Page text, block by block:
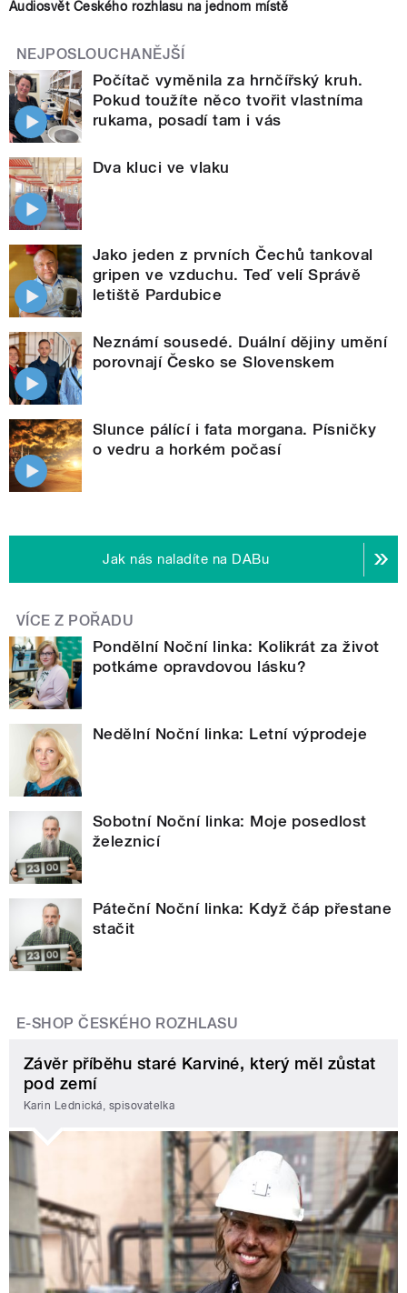
Audiosvět Českého rozhlasu na jednom místě
NEJPOSLOUCHANĚJŠÍ
Počítač vyměnila za hrnčířský kruh.
Pokud toužíte něco tvořit vlastníma
rukama, posadí tam i vás
Dva kluci ve vlaku
Jako jeden z prvních Čechů tankoval
gripen ve vzduchu. Teď velí Správě
letiště Pardubice
Neznámí sousedé. Duální dějiny umění
porovnají Česko se Slovenskem
Slunce pálící i fata morgana. Písničky
o vedru a horkém počasí
Jak nás naladíte na DABu
VÍCE Z POŘADU
Pondělní Noční linka: Kolikrát za život
potkáme opravdovou lásku?
Nedělní Noční linka: Letní výprodeje
Sobotní Noční linka: Moje posedlost
železnicí
Páteční Noční linka: Když čáp přestane
stačit
E-SHOP ČESKÉHO ROZHLASU
Závěr příběhu staré Karviné, který měl zůstat
pod zemí
Karin Lednická, spisovatelka